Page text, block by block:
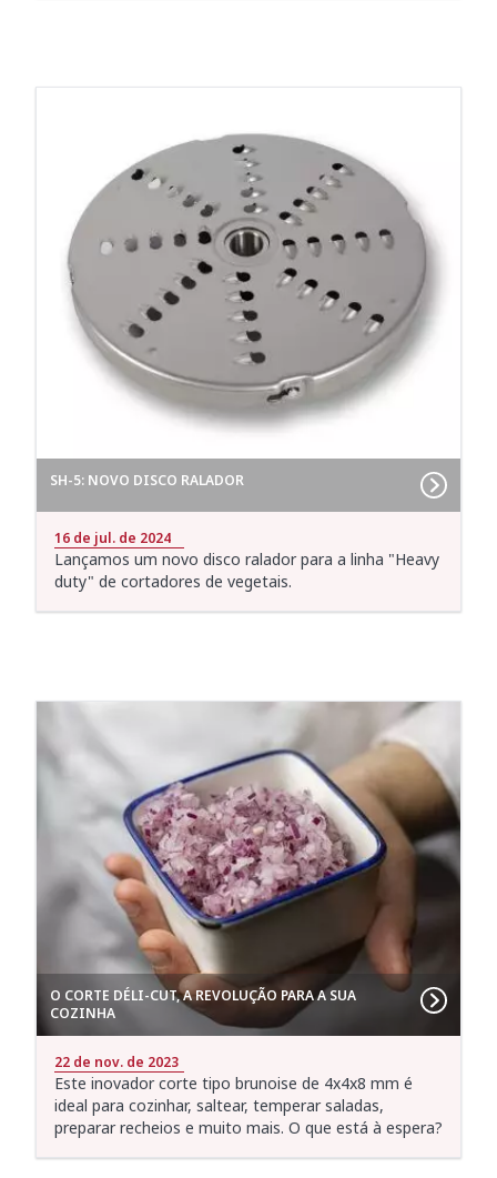
SH-5: NOVO DISCO RALADOR
16 de jul. de 2024
Lançamos um novo disco ralador para a linha "Heavy
duty" de cortadores de vegetais.
O CORTE DÉLI-CUT, A REVOLUÇÃO PARA A SUA
COZINHA
22 de nov. de 2023
Este inovador corte tipo brunoise de 4x4x8 mm é
ideal para cozinhar, saltear, temperar saladas,
preparar recheios e muito mais. O que está à espera?